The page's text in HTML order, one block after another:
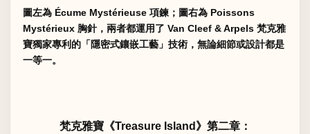
圖左為 Écume Mystérieuse 項鍊；圖右為 Poissons
Mystérieux 胸針，兩者都運用了 Van Cleef & Arpels 梵克雅
寶獨家專利的「隱密式鑲嵌工藝」技術，無論細節或設計都是
一等一。
梵克雅寶《Treasure Island》第二章：